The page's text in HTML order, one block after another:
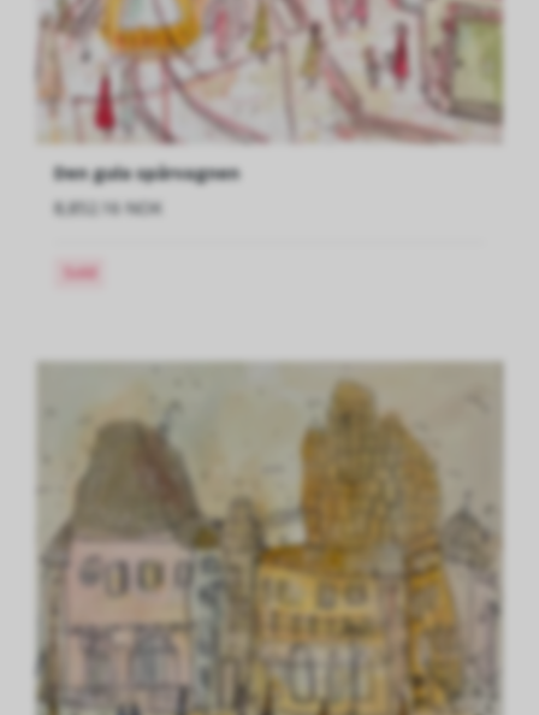
Den gula spårvagnen
8,852.16 NOK
Sold